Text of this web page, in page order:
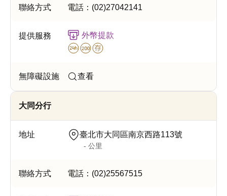
電話： (02)27042141
外幣提款
查看
大同分行
臺北市大同區南京西路113號
- 公里
電話： (02)25567515